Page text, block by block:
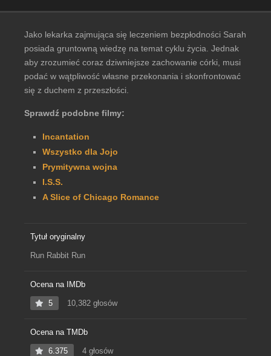
Jako lekarka zajmująca się leczeniem bezpłodności Sarah
posiada gruntowną wiedzę na temat cyklu życia. Jednak
aby zrozumieć coraz dziwniejsze zachowanie córki, musi
podać w wątpliwość własne przekonania i skonfrontować
się z duchem z przeszłości.
Sprawdź podobne filmy:
Incantation
Wszystko dla Jojo
Prymitywna wojna
I.S.S.
A Slice of Chicago Romance
Tytuł oryginalny
Run Rabbit Run
Ocena na IMDb
5 10,382 głosów
Ocena na TMDb
6.375 4 głosów